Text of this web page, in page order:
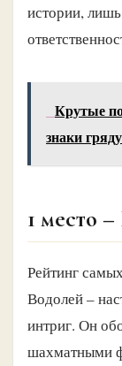
истории,
Крутые
знаки
1 место
Рейтинг
Водолей –
интриг. Он
шахматными